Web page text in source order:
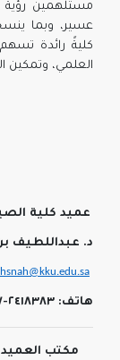
مستلهمين رؤية
كليةً رائدة
العلمي، وتمكين
عميد كلية
د. عبداللطيف
هاتف: ٢٤١٨٣٨٣-٠١٧
مكتب العميد